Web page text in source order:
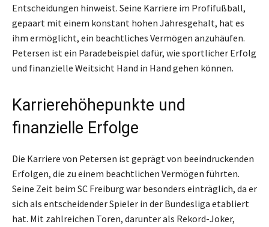
Entscheidungen hinweist. Seine Karriere im Profifußball,
gepaart mit einem konstant hohen Jahresgehalt, hat es
ihm ermöglicht, ein beachtliches Vermögen anzuhäufen.
Petersen ist ein Paradebeispiel dafür, wie sportlicher Erfolg
und finanzielle Weitsicht Hand in Hand gehen können.
Karrierehöhepunkte und
finanzielle Erfolge
Die Karriere von Petersen ist geprägt von beeindruckenden
Erfolgen, die zu einem beachtlichen Vermögen führten.
Seine Zeit beim SC Freiburg war besonders einträglich, da er
sich als entscheidender Spieler in der Bundesliga etabliert
hat. Mit zahlreichen Toren, darunter als Rekord-Joker,